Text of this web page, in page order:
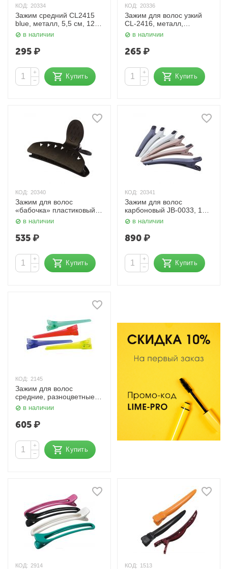
КОД: 20334
Зажим средний CL2415
blue, металл, 5,5 см, 12
шт. Dewal
в наличии
295₽
+
−
Купить
КОД: 20336
Зажим для волос узкий
CL-2416, металл,
голубой, 5,5 см, 12 шт.
Dewal
в наличии
265₽
+
−
Купить
КОД: 20340
Зажим для волос
«бабочка» пластиковый
JB00315, 10 см, 4 шт.
Dewal
в наличии
535₽
+
−
Купить
КОД: 20341
Зажим для волос
карбоновый JB-0033, 12
см, 6 шт. Dewal
в наличии
890₽
+
−
Купить
КОД: 2145
Зажим для волос
средние, разноцветные
CL-2521, пластик, 6 см.,
12 шт. Dewal
в наличии
605₽
+
−
Купить
КОД: 2914 КОД: 1513